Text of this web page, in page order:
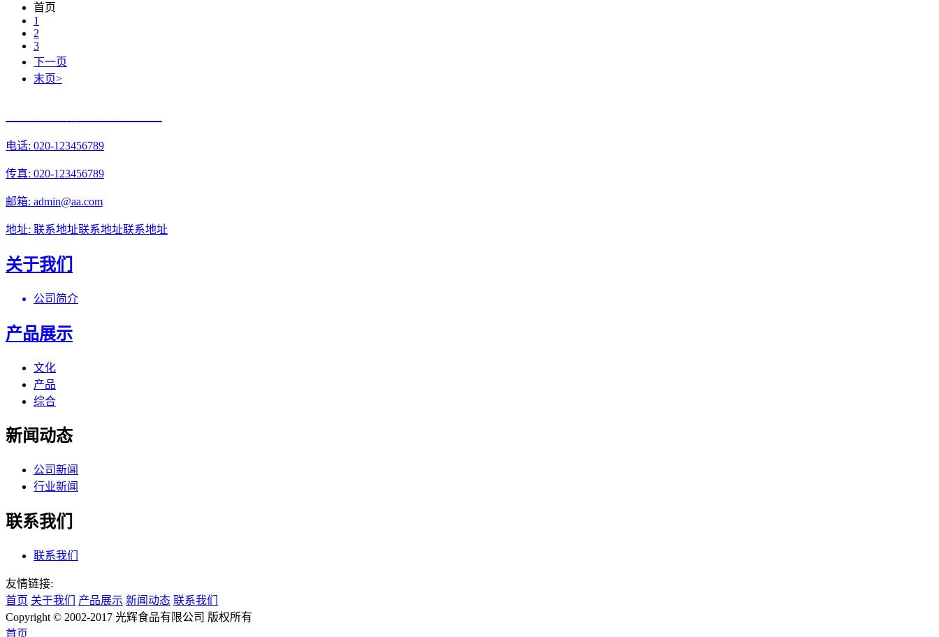
首页
1
2
3
下一页
末页>
电话: 020-123456789
传真: 020-123456789
邮箱: admin@aa.com
地址: 联系地址联系地址联系地址
关于我们
公司简介
产品展示
文化
产品
综合
新闻动态
公司新闻
行业新闻
联系我们
联系我们
友情链接:
首页 关于我们 产品展示 新闻动态 联系我们
Copyright © 2002-2017 光辉食品有限公司 版权所有
首页